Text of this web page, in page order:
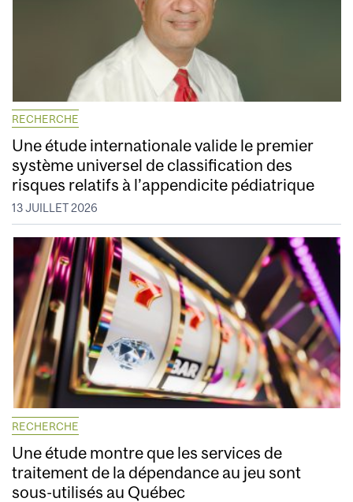
RECHERCHE
Une étude internationale valide le premier
système universel de classification des
risques relatifs à l’appendicite pédiatrique
13 JUILLET 2026
RECHERCHE
Une étude montre que les services de
traitement de la dépendance au jeu sont
sous-utilisés au Québec